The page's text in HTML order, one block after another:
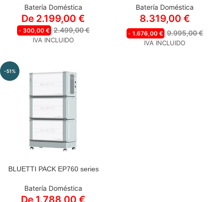
AC500+B300K | Cable
P090D a P150D gratis
Batería Doméstica
De2.199,00 €
- 300,00 € 2.499,00€
IVA INCLUIDO
Batería Doméstica
8.319,00 €
- 1.676,00 € 9.995,00€
IVA INCLUIDO
-51%
ESTILO
BLUETTI EP760 inversor
BLUETTI PACK EP760 series
Batería Doméstica
De1.788,00 €